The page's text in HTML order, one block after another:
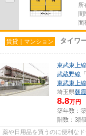
所
間
面
賃貸｜マンション タイワ
東武東上線
武蔵野線 「
東武東上線
埼玉県朝
8.8万円
築年数：
階数：3階
薬や日用品を買うのに便利な